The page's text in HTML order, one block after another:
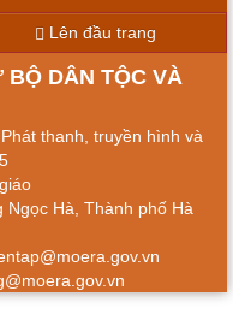
Lên đầu trang
BỘ DÂN TỘC VÀ
thanh, truyền hình và
Hà, Thành phố Hà